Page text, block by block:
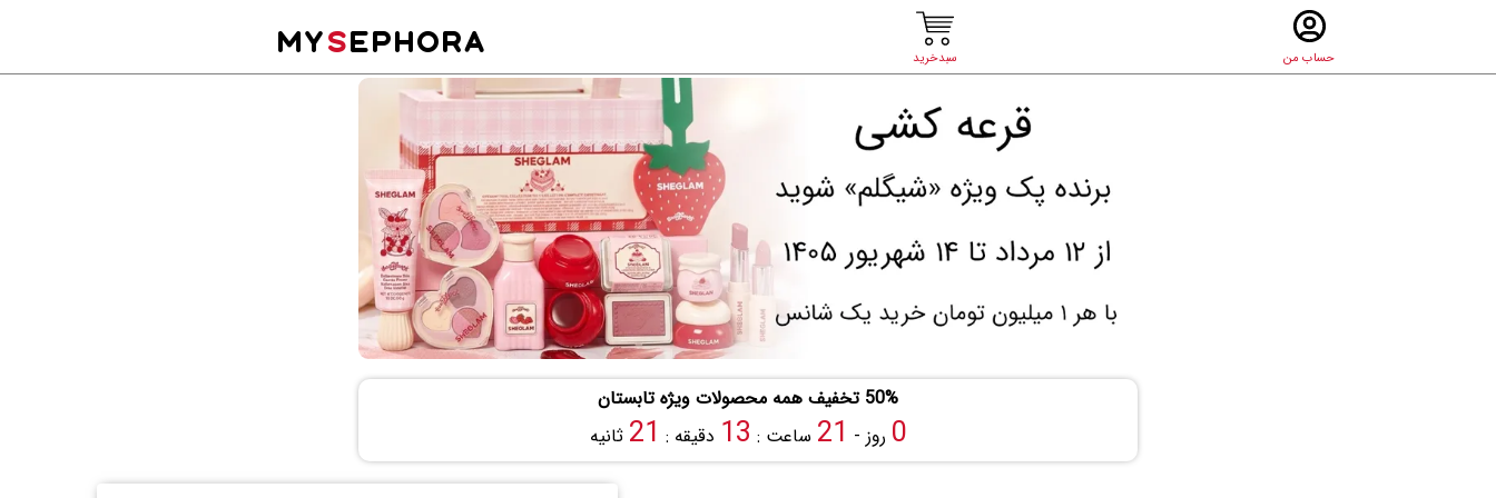
حساب من سبدخرید
MYSEPHORA
50% تخفیف همه محصولات ویژه تابستان
0 روز - 21 ساعت : 13 دقیقه : 20 ثانیه